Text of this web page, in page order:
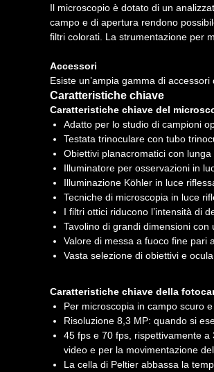
Il microscopio è dotato di un
campo e di apertura rendono
filtri colorati. La strumentazione per
Accessori
Esiste un’ampia gamma di
Caratteristiche chiave
Caratteristiche chiave del
Adatto per lo studio di campioni
Testata trinoculare con tubo
Obiettivi planacromatici con
Illuminatore per osservazioni in
Illuminazione Köhler in luce
Tecniche di microscopia in luce
I filtri ottici riducono l’intensità di
Tavolino di grandi dimensioni con
Valore di messa a fuoco fine pari
Vasta selezione di obiettivi e
Caratteristiche chiave della
Per microscopia in campo scuro
Risoluzione 8,3 MP: quando si
45 fps e 70 fps, rispettivamente a
video e per la movimentazione
La cella di Peltier abbassa la